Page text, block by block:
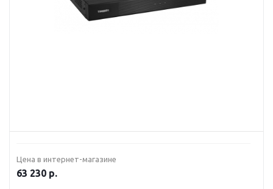
Цена в интернет-магазине
63 230 р.